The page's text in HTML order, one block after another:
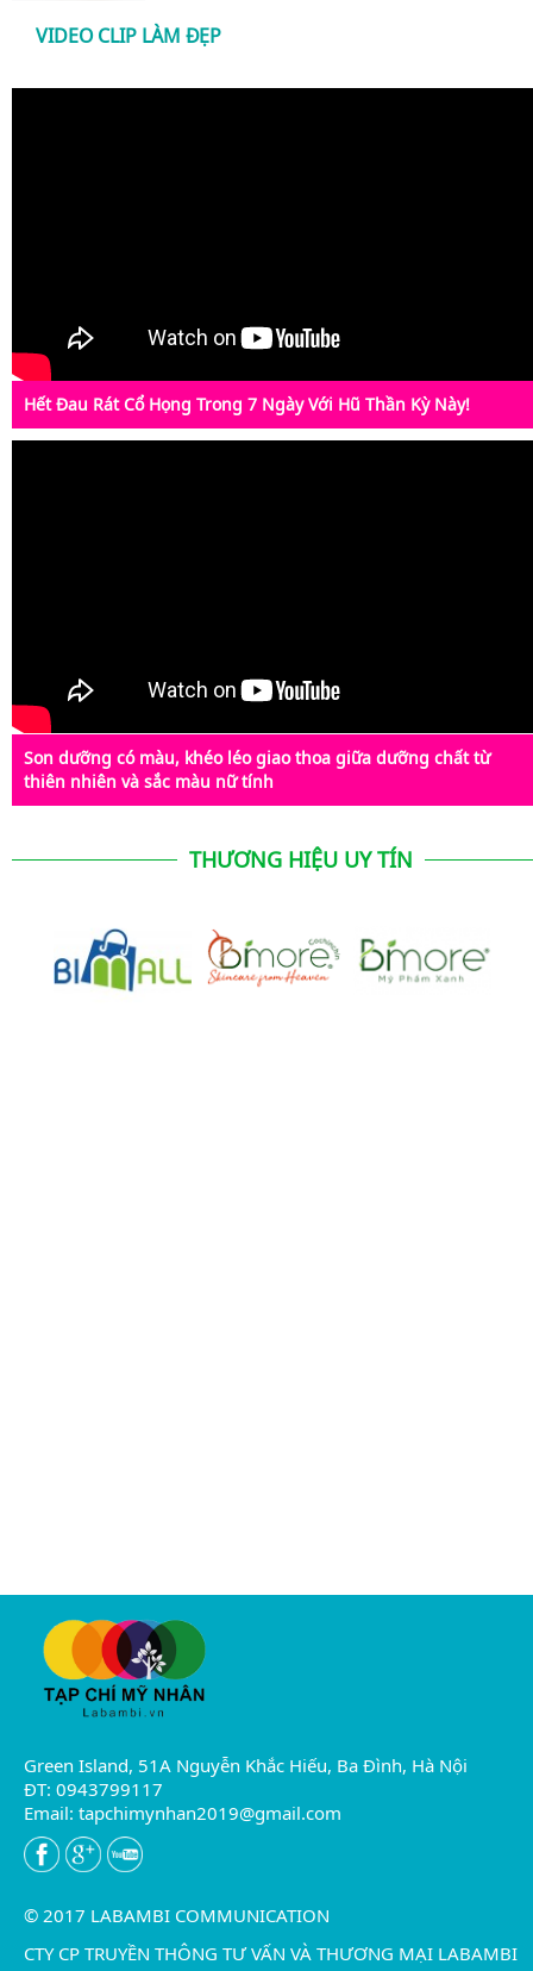
VIDEO CLIP LÀM ĐẸP
Hết Đau Rát Cổ Họng Trong 7 Ngày Với Hũ Thần Kỳ Này!
Son dưỡng có màu, khéo léo giao thoa giữa dưỡng chất từ
thiên nhiên và sắc màu nữ tính
THƯƠNG HIỆU UY TÍN
Green Island, 51A Nguyễn Khắc Hiếu, Ba Đình, Hà Nội
ĐT: 0943799117
Email: tapchimynhan2019@gmail.com
© 2017 LABAMBI COMMUNICATION
CTY CP TRUYỀN THÔNG TƯ VẤN VÀ THƯƠNG MẠI LABAMBI